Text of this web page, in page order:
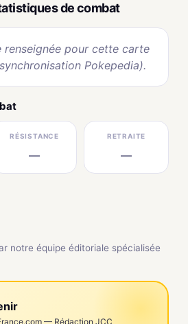
de combat
renseignée pour cette carte
Pokepedia).
RÉSISTANCE
—
RETRAITE
—
notre équipe éditoriale spécialisée
— Rédaction JCC